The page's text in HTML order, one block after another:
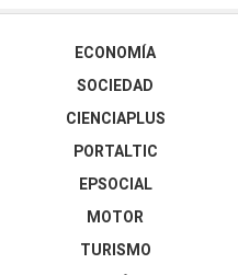
ECONOMÍA
SOCIEDAD
CIENCIAPLUS
PORTALTIC
EPSOCIAL
MOTOR
TURISMO